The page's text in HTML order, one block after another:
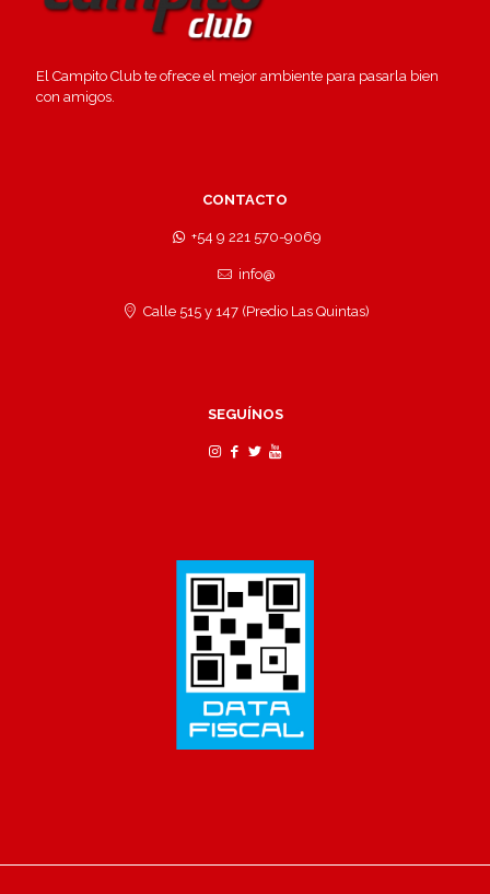
El Campito Club te ofrece el mejor ambiente para pasarla bien
con amigos.
CONTACTO
+54 9 221 570-9069
info@
Calle 515 y 147 (Predio Las Quintas)
SEGUÍNOS